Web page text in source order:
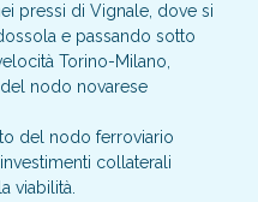
pressi di Vignale, dove si
e passando sotto
Torino-Milano,
nodo novarese
del nodo ferroviario
collaterali
viabilità.